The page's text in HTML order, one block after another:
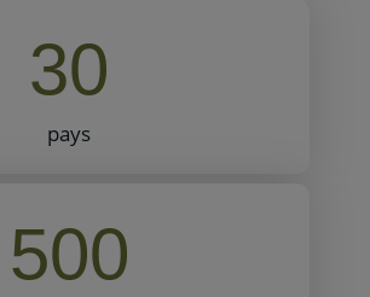
30
pays
500